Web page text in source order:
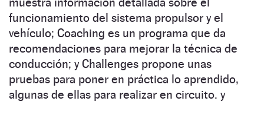
funcionamiento del sistema propulsor y el
vehículo; Coaching es un programa que da
recomendaciones para mejorar la técnica de
conducción; y Challenges propone unas
pruebas para poner en práctica lo aprendido,
algunas de ellas para realizar en circuito. y